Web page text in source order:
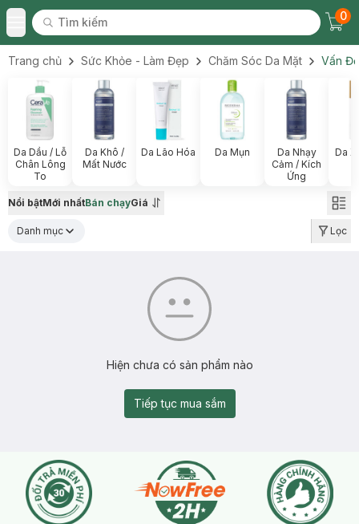
Toggle Menu
Tìm kiếm
Tìm kiếm
0
Trang chủ Sức Khỏe - Làm Đẹp Chăm Sóc Da Mặt Vấn
Da Dầu / Lỗ
Chân Lông
To
Da Khô /
Mất Nước
Da Lão Hóa Da Mụn
Da Nhạy
Cảm / Kích
Ứng
Da
Nổi bậtMới nhấtBán chạyGiá
Danh mục Lọc
Hiện chưa có sản phẩm nào
Tiếp tục mua sắm